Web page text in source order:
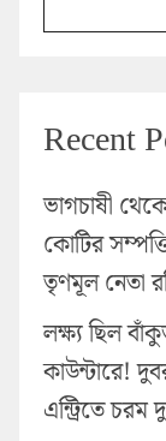
Recent
ভাগচাষী
কোটির
তৃণমূল নেতা
লক্ষ্য ছিল
কাউন্টারে!
এন্ট্রিতে চরম